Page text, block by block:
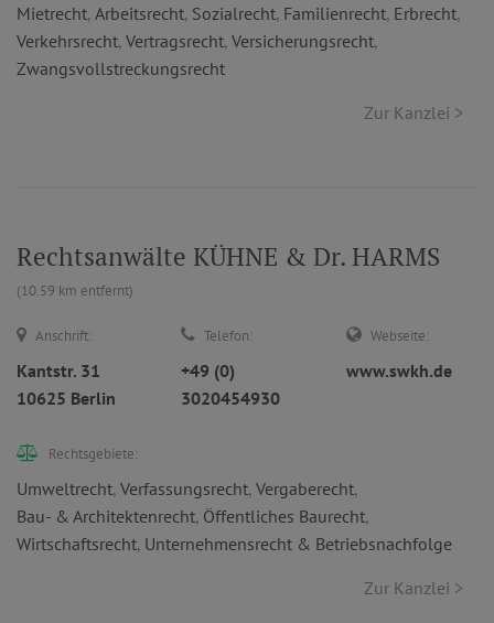
Mietrecht, Arbeitsrecht, Sozialrecht, Familienrecht, Erbrecht,
Verkehrsrecht, Vertragsrecht, Versicherungsrecht,
Zwangsvollstreckungsrecht
Zur Kanzlei >
Rechtsanwälte KÜHNE & Dr. HARMS
(10.59 km entfernt)
Anschrift:
Kantstr. 31
10625 Berlin
Telefon:
+49 (0)
3020454930
Webseite:
www.swkh.de
Rechtsgebiete:
Umweltrecht, Verfassungsrecht, Vergaberecht,
Bau- & Architektenrecht, Öffentliches Baurecht,
Wirtschaftsrecht, Unternehmensrecht & Betriebsnachfolge
Zur Kanzlei >